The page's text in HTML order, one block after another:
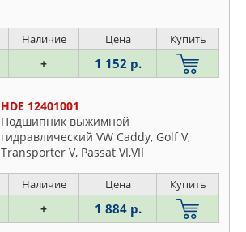
Наличие Цена Купить
+ 1 152 р.
HDE 12401001
Подшипник выжимной
гидравлический VW Caddy, Golf V,
Transporter V, Passat VI,VII
Наличие Цена Купить
+ 1 884 р.